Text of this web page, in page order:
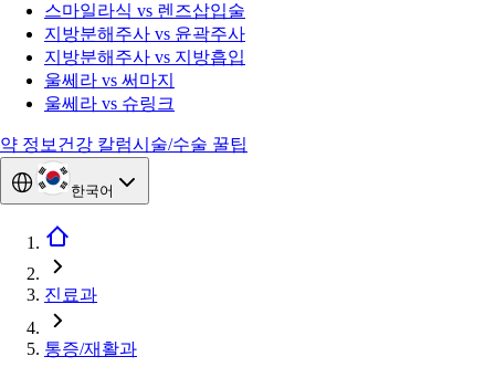
스마일라식 vs 렌즈삽입술
지방분해주사 vs 윤곽주사
지방분해주사 vs 지방흡입
울쎄라 vs 써마지
울쎄라 vs 슈링크
약 정보 건강 칼럼시술/수술 꿀팁
한국어
진료과
통증/재활과